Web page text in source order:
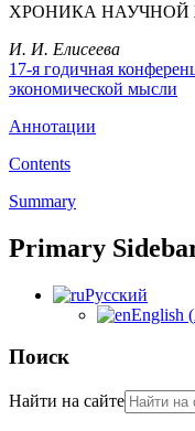
ХРОНИКА НАУЧНОЙ
И. И. Елисеева
17-я годичная
экономической мысли
Аннотации
Contents
Summary
Primary
Русский
English (
Поиск
Найти на сайте